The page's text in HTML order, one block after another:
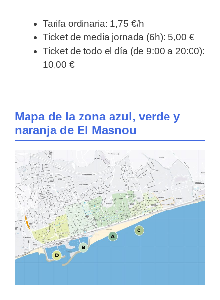
Tarifa ordinaria: 1,75 €/h
Ticket de media jornada (6h): 5,00 €
Ticket de todo el día (de 9:00 a 20:00):
10,00 €
Mapa de la zona azul, verde y
naranja de El Masnou